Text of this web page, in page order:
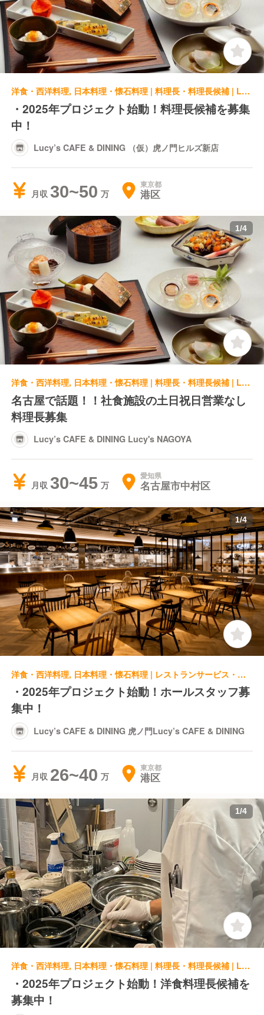
洋食・西洋料理, 日本料理・懐石料理 | 料理長・料理長候補 | Lucy’s CAFE & DINING （仮）虎ノ門ヒルズ新店
・2025年プロジェクト始動！料理長候補を募集
中！
Lucy’s CAFE & DINING （仮）虎ノ門ヒルズ新店
月収 30~50 東京都
港区
1/4
洋食・西洋料理, 日本料理・懐石料理 | 料理長・料理長候補 | Lucy’s CAFE & DINING Lucy's NAGOYA
名古屋で話題！！社食施設の土日祝日営業なし
料理長募集
Lucy’s CAFE & DINING Lucy's NAGOYA
月収 30~45 愛知県
名古屋市中村区
1/4
洋食・西洋料理, 日本料理・懐石料理 | レストランサービス・ホールスタッフ | Lucy’s CAFE & DINING 虎ノ門Lucy’s CAFE & DINING
・2025年プロジェクト始動！ホールスタッフ募
集中！
Lucy’s CAFE & DINING 虎ノ門Lucy’s CAFE & DINING
月収 26~40 東京都
港区
1/4
洋食・西洋料理, 日本料理・懐石料理 | 料理長・料理長候補 | Lucy’s CAFE & DINING 虎ノ門Lucy’s CAFE & DINING
・2025年プロジェクト始動！洋食料理長候補を
募集中！